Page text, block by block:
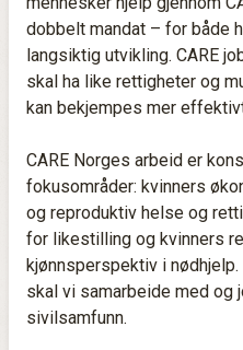
dobbelt mandat – for både
langsiktig utvikling. CARE
skal ha like rettigheter og
kan bekjempes mer
CARE Norges arbeid er
fokusområder: kvinners
og reproduktiv helse og
for likestilling og kvinners
kjønnsperspektiv i
skal vi samarbeide med og
sivilsamfunn.